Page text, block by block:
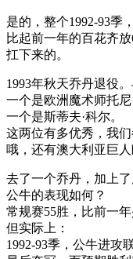
是的，整个1992-93季
比起前一年的百花齐
扛下来的。
1993年秋天乔丹退役
一个是欧洲魔术师托尼
一个是斯蒂夫·科尔。
这两位有多优秀，我们
哦，还有澳大利亚巨人
去了一个乔丹，加上
公牛的表现如何？
常规赛55胜，比前一
但实际上：
1992-93季，公牛进攻